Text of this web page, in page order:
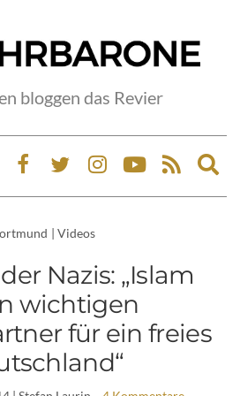
bloggen das Revier
| Videos
Nazis: „Islam
wichtigen
für ein freies